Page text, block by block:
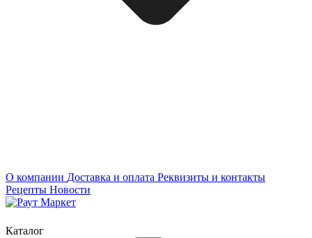
О компании Доставка и оплата Реквизиты и контакты
Рецепты Новости
Каталог